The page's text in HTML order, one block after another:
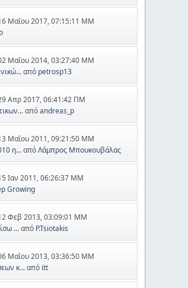
Μαΐου 2017, 07:15:11 ΜΜ
Μαΐου 2014, 03:27:40 ΜΜ
από petrosp13
Απρ 2017, 06:41:42 ΠΜ
απόandreas_p
Μαΐου 2011, 09:21:50 ΜΜ
η...απόΛάμπρος Μπουκουβάλας
Ιαν 2011, 06:26:37 ΜΜ
Growing
Φεβ 2013, 03:09:01 ΜΜ
...από P.Tsiotakis
Μαΐου 2013, 03:36:50 ΜΜ
κ...από itt